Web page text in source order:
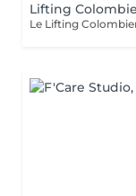
Lifting